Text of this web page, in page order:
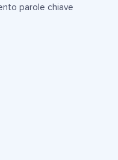
parole chiave